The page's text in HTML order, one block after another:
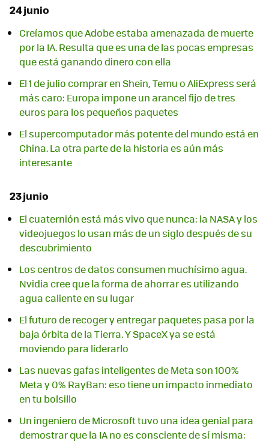
24 junio
Creíamos que Adobe estaba amenazada de muerte
por la IA. Resulta que es una de las pocas empresas
que está ganando dinero con ella
El 1 de julio comprar en Shein, Temu o AliExpress será
más caro: Europa impone un arancel fijo de tres
euros para los pequeños paquetes
El supercomputador más potente del mundo está en
China. La otra parte de la historia es aún más
interesante
23 junio
El cuaternión está más vivo que nunca: la NASA y los
videojuegos lo usan más de un siglo después de su
descubrimiento
Los centros de datos consumen muchísimo agua.
Nvidia cree que la forma de ahorrar es utilizando
agua caliente en su lugar
El futuro de recoger y entregar paquetes pasa por la
baja órbita de la Tierra. Y SpaceX ya se está
moviendo para liderarlo
Las nuevas gafas inteligentes de Meta son 100%
Meta y 0% RayBan: eso tiene un impacto inmediato
en tu bolsillo
Un ingeniero de Microsoft tuvo una idea genial para
demostrar que la IA no es consciente de sí misma: